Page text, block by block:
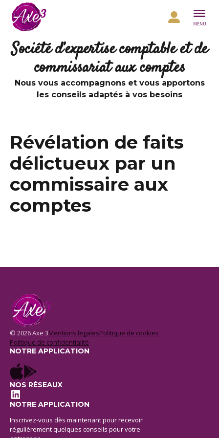
Aller au contenu
MENU
Société d’expertise comptable et de
commissariat aux comptes
Nous vous accompagnons et vous apportons
les conseils adaptés à vos besoins
Révélation de faits
délictueux par un
commissaire aux
comptes
© 2026 Axe 3Mentions legalesPolitique de cookies
Politique de confidentialité
NOTRE APPLICATION
NOS RÉSEAUX
LinkedIn
NOTRE APPLICATION
Inscrivez-vous dès maintenant pour recevoir
régulièrement quelques conseils pour votre